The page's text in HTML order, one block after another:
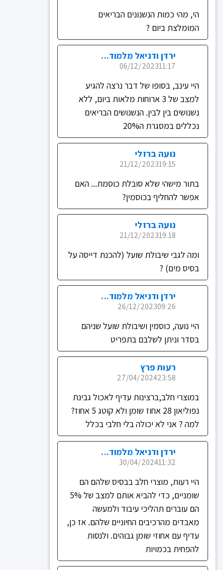
הי, מהי כמות הנשנונים הבריאים
המומלצת ביום ?
ירדן ודניאל מלמוד...
11:17
06/12/2023
היי עינב, בסופו של דבר נרצה להגיע
למצב של 3 ארוחות מלאות ביום, ללא
נשנושים בין לבין. הנשנושים הבריאים
נכללים במסגרת ה20%
נועה ברזלי
19:15
21/12/2023
בתור מישהי שלא סובלת כוסמת... האם
אפשר להחליף בכוסמין?
נועה ברזלי
19:18
21/12/2023
ומה לגבי שיבולת שועל (להכנת דייסה על
בסיס מים) ?
ירדן ודניאל מלמוד...
09:26
26/12/2023
היי נועה, כוסמין ושיבולת שועל שניהם
בסדר וניתן לשלבם בתפריט
רעות פרץ
23:58
27/04/2024
במוצרי חלב,ברצינות עדיף לאכול גבינת
נפוליאון 28 אחוז שומן ולא קוטג 5 אחוז?
למה ? אני לא יכולה בלי חלבי בכלל
ירדן ודניאל מלמוד...
11:32
30/04/2024
היי רעות, מוצרי חלב בבסיס שלהם הם
שומניים, כדי להביא אותם למצב של 5%
הם עוברים תהליכי עיבוד ולמעשה
מאבדים מהרכיבים החיוניים שלהם. אז כן,
עדיף עם אחוזי שומן גבוהים. ולנסות
להפחית בכמויות